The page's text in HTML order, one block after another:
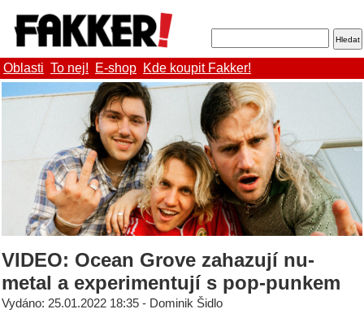
Oblasti To nej! E-shop Kde koupit Fakker!
VIDEO: Ocean Grove zahazují nu-
metal a experimentují s pop-punkem
Vydáno: 25.01.2022 18:35 - Dominik Šidlo